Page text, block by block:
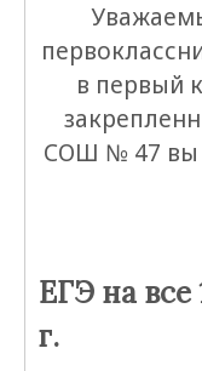
в первый
СОШ № 47 вы
ЕГЭ на все
г.